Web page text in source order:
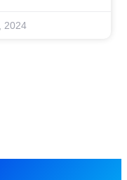
2024